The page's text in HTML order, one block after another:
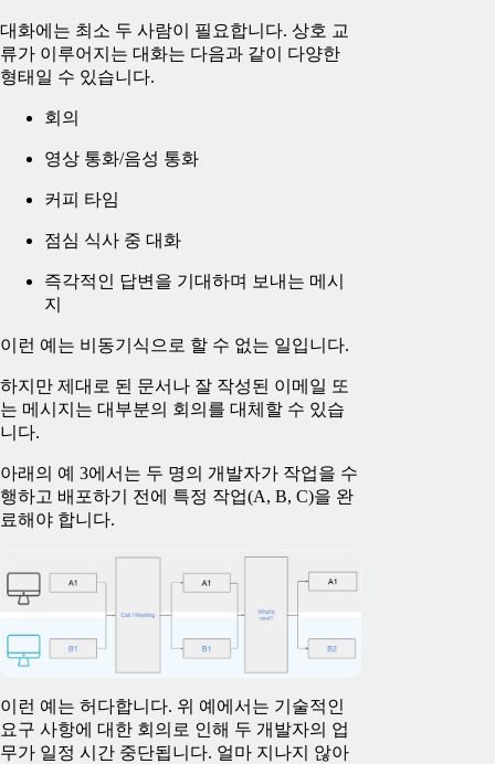
대화에는 최소 두 사람이 필요합니다. 상호 교
류가 이루어지는 대화는 다음과 같이 다양한
형태일 수 있습니다.
회의
영상 통화/음성 통화
커피 타임
점심 식사 중 대화
즉각적인 답변을 기대하며 보내는 메시
지
이런 예는 비동기식으로 할 수 없는 일입니다.
하지만 제대로 된 문서나 잘 작성된 이메일 또
는 메시지는 대부분의 회의를 대체할 수 있습
니다.
아래의 예 3에서는 두 명의 개발자가 작업을 수
행하고 배포하기 전에 특정 작업(A, B, C)을 완
료해야 합니다.
이런 예는 허다합니다. 위 예에서는 기술적인
요구 사항에 대한 회의로 인해 두 개발자의 업
무가 일정 시간 중단됩니다. 얼마 지나지 않아